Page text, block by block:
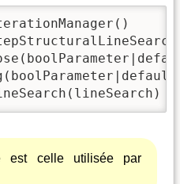
est celle utilisée par